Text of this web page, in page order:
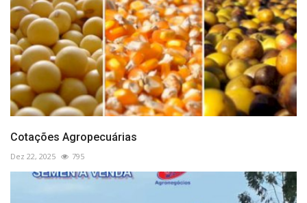
Cotações Agropecuárias
Dez 22, 2025 795